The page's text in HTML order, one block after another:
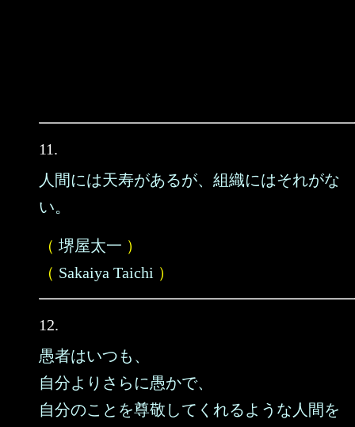
11.
人間には天寿があるが、組織にはそれがな
い。
（ 堺屋太一 ）
（ Sakaiya Taichi ）
12.
愚者はいつも、
自分よりさらに愚かで、
自分のことを尊敬してくれるような人間を